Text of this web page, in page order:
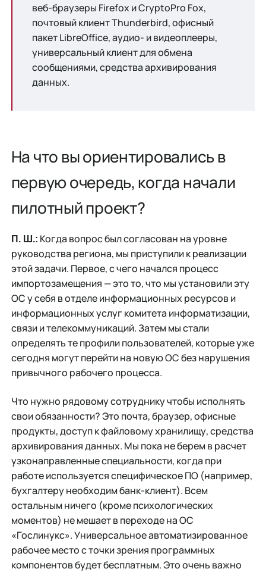
веб-браузеры Firefox и CryptoPro Fox,
почтовый клиент Thunderbird, офисный
пакет LibreOffice, аудио- и видеоплееры,
универсальный клиент для обмена
сообщениями, средства архивирования
данных.
На что вы ориентировались в
первую очередь, когда начали
пилотный проект?
П. Ш.: Когда вопрос был согласован на уровне
руководства региона, мы приступили к реализации
этой задачи. Первое, с чего начался процесс
импортозамещения — это то, что мы установили эту
ОС у себя в отделе информационных ресурсов и
информационных услуг комитета информатизации,
связи и телекоммуникаций. Затем мы стали
определять те профили пользователей, которые уже
сегодня могут перейти на новую ОС без нарушения
привычного рабочего процесса.
Что нужно рядовому сотруднику чтобы исполнять
свои обязанности? Это почта, браузер, офисные
продукты, доступ к файловому хранилищу, средства
архивирования данных. Мы пока не берем в расчет
узконаправленные специальности, когда при
работе используется специфическое ПО (например,
бухгалтеру необходим банк-клиент). Всем
остальным ничего (кроме психологических
моментов) не мешает в переходе на ОС
«Гослинукс». Универсальное автоматизированное
рабочее место с точки зрения программных
компонентов будет бесплатным. Это очень важно